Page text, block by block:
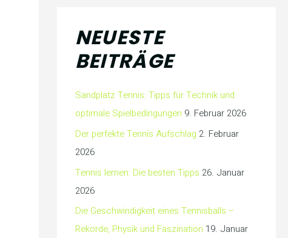
NEUESTE
BEITRÄGE
Sandplatz Tennis: Tipps für Technik und
optimale Spielbedingungen 9. Februar 2026
Der perfekte Tennis Aufschlag 2. Februar
2026
Tennis lernen: Die besten Tipps 26. Januar
2026
Die Geschwindigkeit eines Tennisballs –
Rekorde, Physik und Faszination 19. Januar